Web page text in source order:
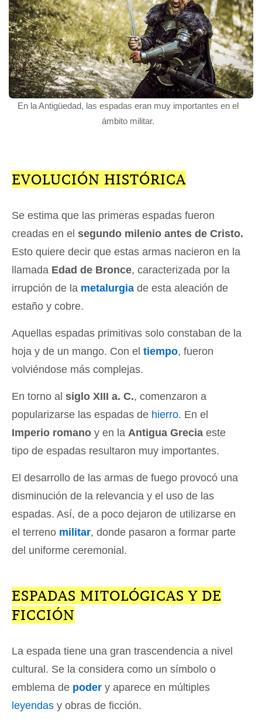
En la Antigüedad, las espadas eran muy importantes en el
ámbito militar.
EVOLUCIÓN HISTÓRICA
Se estima que las primeras espadas fueron
creadas en el segundo milenio antes de Cristo.
Esto quiere decir que estas armas nacieron en la
llamada Edad de Bronce, caracterizada por la
irrupción de la metalurgia de esta aleación de
estaño y cobre.
Aquellas espadas primitivas solo constaban de la
hoja y de un mango. Con el tiempo, fueron
volviéndose más complejas.
En torno al siglo XIII a. C., comenzaron a
popularizarse las espadas de hierro. En el
Imperio romano y en la Antigua Grecia este
tipo de espadas resultaron muy importantes.
El desarrollo de las armas de fuego provocó una
disminución de la relevancia y el uso de las
espadas. Así, de a poco dejaron de utilizarse en
el terreno militar, donde pasaron a formar parte
del uniforme ceremonial.
ESPADAS MITOLÓGICAS Y DE
FICCIÓN
La espada tiene una gran trascendencia a nivel
cultural. Se la considera como un símbolo o
emblema de poder y aparece en múltiples
leyendas y obras de ficción.